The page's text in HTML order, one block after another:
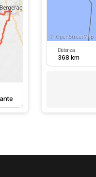
Distanza
368 km